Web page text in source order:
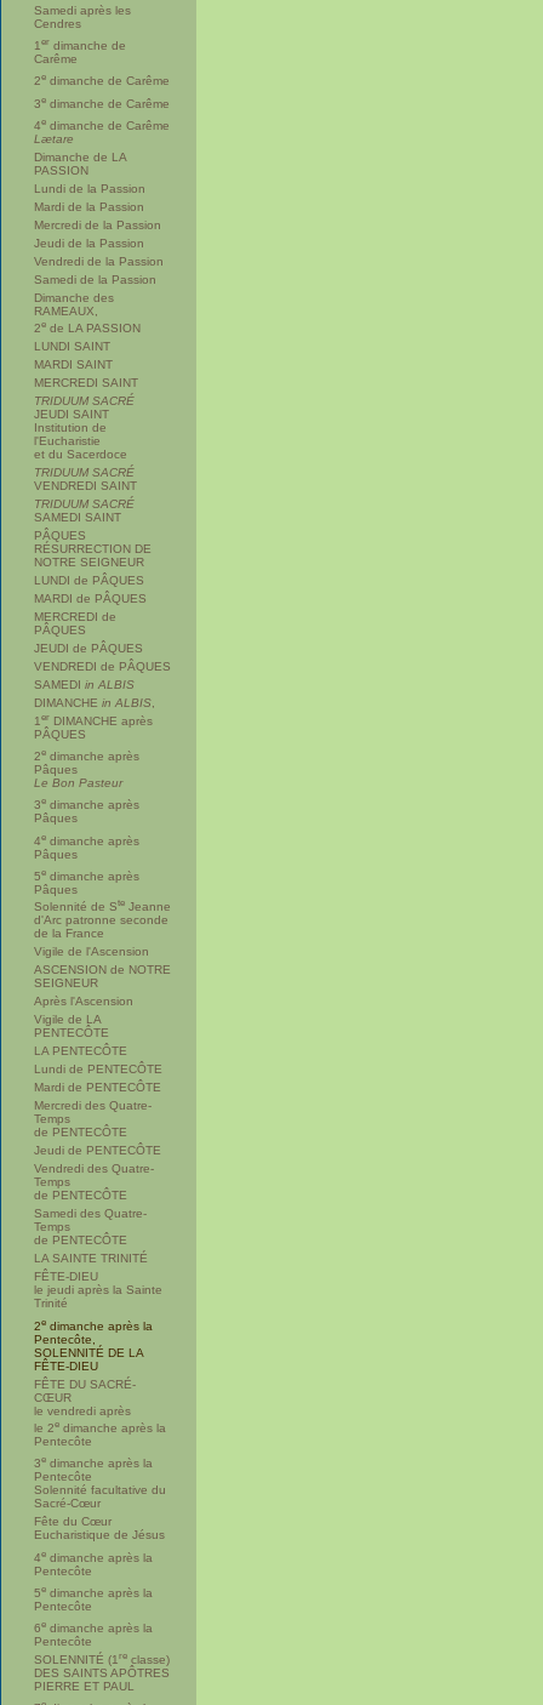
Samedi après les
Cendres
1 er dimanche de
Carême
2e dimanche de Carême
3e dimanche de Carême
4e dimanche de Carême
Lætare
Dimanche de LA
PASSION
Lundi de la Passion
Mardi de la Passion
Mercredi de la Passion
Jeudi de la Passion
Vendredi de la Passion
Samedi de la Passion
Dimanche des
RAMEAUX,
2e de LA PASSION
LUNDI SAINT
MARDI SAINT
MERCREDI SAINT
TRIDUUM SACRÉ
JEUDI SAINT
Institution de
l'Eucharistie
et du Sacerdoce
TRIDUUM SACRÉ
VENDREDI SAINT
TRIDUUM SACRÉ
SAMEDI SAINT
PÂQUES
RÉSURRECTION DE
NOTRE SEIGNEUR
LUNDI de PÂQUES
MARDI de PÂQUES
MERCREDI de
PÂQUES
JEUDI de PÂQUES
VENDREDI de PÂQUES
SAMEDI in ALBIS
DIMANCHE in ALBIS,
1 er DIMANCHE après
PÂQUES
2e dimanche après
Pâques
Le Bon Pasteur
3e dimanche après
Pâques
4e dimanche après
Pâques
5e dimanche après
Pâques
Solennité de Ste Jeanne
d'Arc patronne seconde
de la France
Vigile de l'Ascension
ASCENSION de NOTRE
SEIGNEUR
Après l'Ascension
Vigile de LA
PENTECÔTE
LA PENTECÔTE
Lundi de PENTECÔTE
Mardi de PENTECÔTE
Mercredi des Quatre-
Temps
de PENTECÔTE
Jeudi de PENTECÔTE
Vendredi des Quatre-
Temps
de PENTECÔTE
Samedi des Quatre-
Temps
de PENTECÔTE
LA SAINTE TRINITÉ
FÊTE-DIEU
le jeudi après la Sainte
Trinité
2e dimanche après la
Pentecôte,
SOLENNITÉ DE LA
FÊTE-DIEU
FÊTE DU SACRÉ-
CŒUR
le vendredi après
le 2e dimanche après la
Pentecôte
3e dimanche après la
Pentecôte
Solennité facultative du
Sacré-Cœur
Fête du Cœur
Eucharistique de Jésus
4e dimanche après la
Pentecôte
5e dimanche après la
Pentecôte
6e dimanche après la
Pentecôte
SOLENNITÉ (1 re classe)
DES SAINTS APÔTRES
PIERRE ET PAUL